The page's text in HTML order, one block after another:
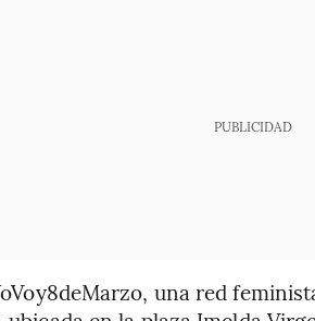
PUBLICIDAD
una red